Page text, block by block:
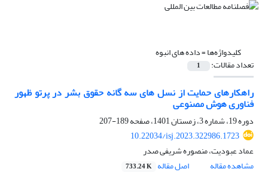
کلیدواژه‌ها =داده های انبوه
تعداد مقالات: 1
راهکارهای حمایت از نسل‏ های سه ‏گانه حقوق بشر در پرتو ظهور
فناوری هوش مصنوعی
دوره 19، شماره 3، زمستان 1401، صفحه
189-207
10.22034/isj.2023.322986.1723
عماد عبودیت، منصوره شریفی صدر
مشاهده مقاله
اصل مقاله 733.24 K